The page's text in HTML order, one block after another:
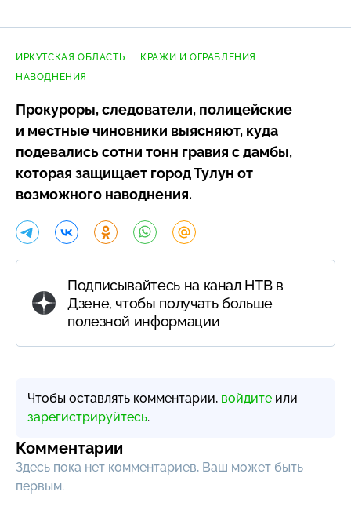
ИРКУТСКАЯ ОБЛАСТЬ
КРАЖИ И ОГРАБЛЕНИЯ
НАВОДНЕНИЯ
Прокуроры, следователи, полицейские
и местные чиновники выясняют, куда
подевались сотни тонн гравия с дамбы,
которая защищает город Тулун от
возможного наводнения.
Подписывайтесь на канал НТВ в
Дзене, чтобы получать больше
полезной информации
Чтобы оставлять комментарии, войдите или
зарегистрируйтесь.
Комментарии
Здесь пока нет комментариев, Ваш может быть
первым.